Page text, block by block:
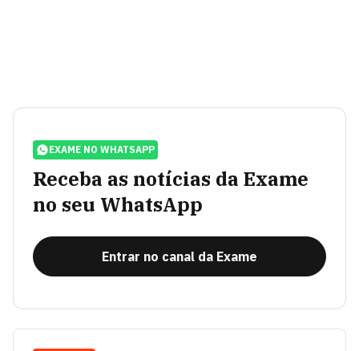
EXAME NO WHATSAPP
Receba as notícias da Exame
no seu WhatsApp
Entrar no canal da Exame